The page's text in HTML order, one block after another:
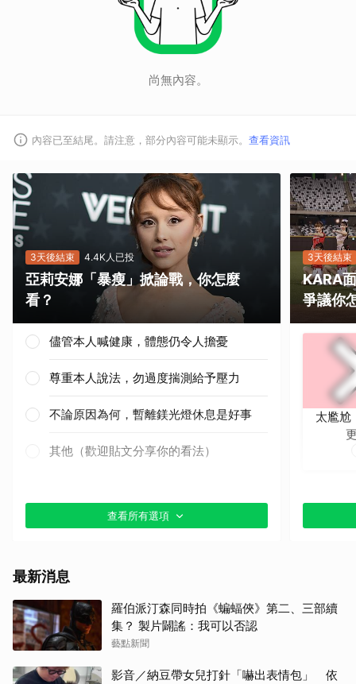
尚無內容。
內容已至結尾。請注意，部分內容可能未顯示。 查看資訊
3天後結束 4.4K人已投
亞莉安娜「暴瘦」掀論戰，你怎麼
看？
儘管本人喊健康，體態仍令人擔憂
尊重本人說法，勿過度揣測給予壓力
不論原因為何，暫離鎂光燈休息是好事
其他（歡迎貼文分享你的看法）
查看所有選項
3天後結束
KARA
爭議你
太尷尬
最新消息
羅伯派汀森同時拍《蝙蝠俠》第二、三部續
集？ 製片闢謠：我可以否認
藝點新聞
影音／納豆帶女兒打針「嚇出表情包」 依